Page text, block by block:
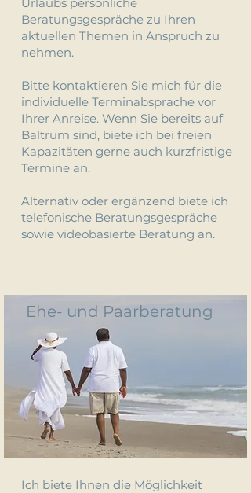
Beratungsgespräche zu Ihren
aktuellen Themen in Anspruch zu
nehmen.
Bitte kontaktieren Sie mich für die
individuelle Terminabsprache vor
Ihrer Anreise. Wenn Sie bereits auf
Baltrum sind, biete ich bei freien
Kapazitäten gerne auch kurzfristige
Termine an.
Alternativ oder ergänzend biete ich
telefonische Beratungsgespräche
sowie videobasierte Beratung an.
Ehe- und Paarberatung
Ich biete Ihnen die Möglichkeit